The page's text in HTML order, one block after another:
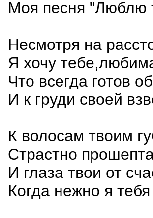
Моя песня "Люблю
Несмотря на
Я хочу
Что всегда готов
И к груди своей
К волосам твоим
Страстно
И глаза твои от
Когда нежно я